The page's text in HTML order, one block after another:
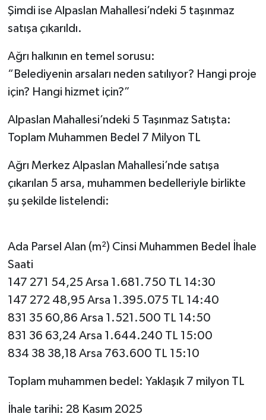
Şimdi ise Alpaslan Mahallesi’ndeki 5 taşınmaz
satışa çıkarıldı.
Ağrı halkının en temel sorusu:
“Belediyenin arsaları neden satılıyor? Hangi proje
için? Hangi hizmet için?”
Alpaslan Mahallesi’ndeki 5 Taşınmaz Satışta:
Toplam Muhammen Bedel 7 Milyon TL
Ağrı Merkez Alpaslan Mahallesi’nde satışa
çıkarılan 5 arsa, muhammen bedelleriyle birlikte
şu şekilde listelendi:
Ada Parsel Alan (m²) Cinsi Muhammen Bedel İhale
Saati
147 271 54,25 Arsa 1.681.750 TL 14:30
147 272 48,95 Arsa 1.395.075 TL 14:40
831 35 60,86 Arsa 1.521.500 TL 14:50
831 36 63,24 Arsa 1.644.240 TL 15:00
834 38 38,18 Arsa 763.600 TL 15:10
Toplam muhammen bedel: Yaklaşık 7 milyon TL
İhale tarihi: 28 Kasım 2025